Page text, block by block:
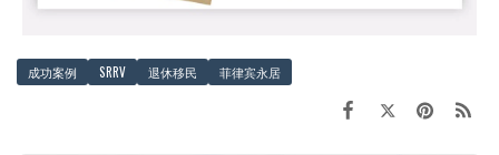
成功案例 SRRV 退休移民 菲律宾永居